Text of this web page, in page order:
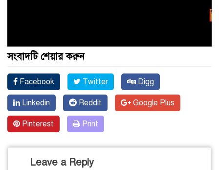
সংবাদটি শেয়ার করুন
Facebook Twitter Digg
Linkedin Reddit Google Plus
Pinterest Print
Leave a Reply